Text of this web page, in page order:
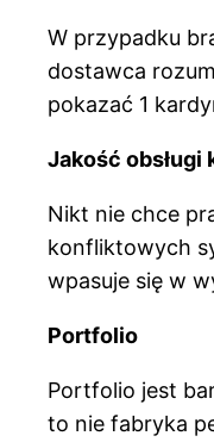
W przypadku
dostawca
pokazać 1
Jakość obsługi
Nikt nie chce
konfliktowych
wpasuje się w
Portfolio
Portfolio jest
to nie fabryka